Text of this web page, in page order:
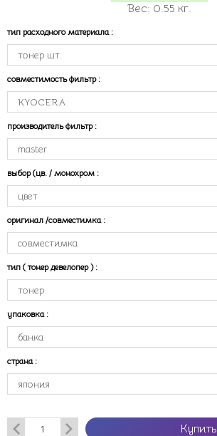
Вес: 0.55 кг.
тип расходного материала :
совместимость фильтр :
производитель фильтр :
выбор (цв. / монохром :
оригинал /совместимка :
тип ( тонер девелопер ) :
упаковка :
страна :
Купить